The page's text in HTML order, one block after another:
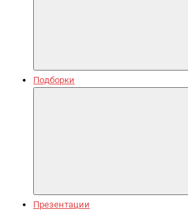
Подборки
Презентации